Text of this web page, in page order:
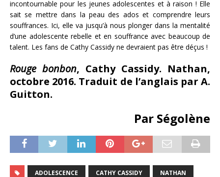
incontournable pour les jeunes adolescentes et à raison ! Elle
sait se mettre dans la peau des ados et comprendre leurs
souffrances. Ici, elle va jusqu’à nous plonger dans la mentalité
d’une adolescente rebelle et en souffrance avec beaucoup de
talent. Les fans de Cathy Cassidy ne devraient pas être déçus !
Rouge bonbon, Cathy Cassidy. Nathan,
octobre 2016. Traduit de l’anglais par A.
Guitton.
Par Ségolène
ADOLESCENCE CATHY CASSIDY NATHAN